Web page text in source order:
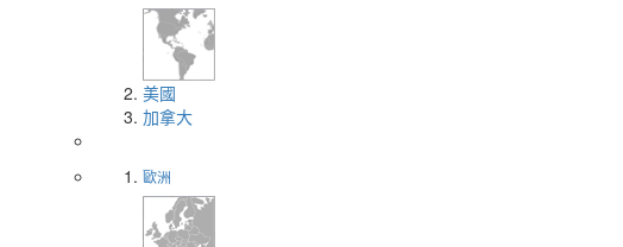
美國
加拿大
歐洲